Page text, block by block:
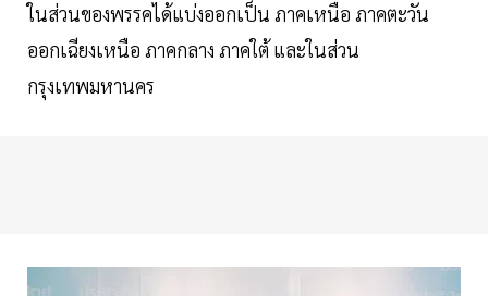
ในส่วนของพรรคได้แบ่งออกเป็น ภาคเหนือ ภาคตะวัน
ออกเฉียงเหนือ ภาคกลาง ภาคใต้ และในส่วน
กรุงเทพมหานคร